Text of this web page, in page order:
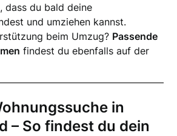
dass du bald deine
und umziehen kannst.
beim Umzug? Passende
findest du ebenfalls auf der
in
– So findest du dein